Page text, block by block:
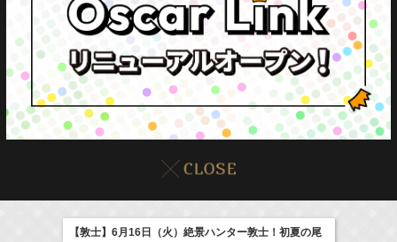
本日の出演情報8/10(Mon) イベント販売情報
【敦士】6月16日（火）絶景ハンター敦士！初夏の尾